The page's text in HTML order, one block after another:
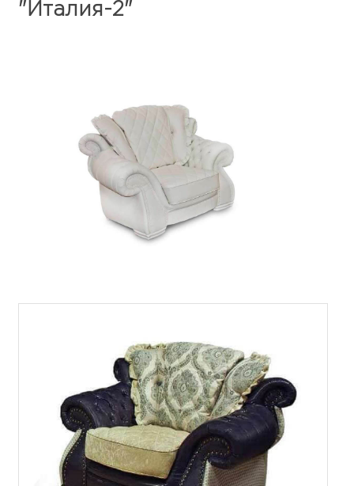
"Италия-2"